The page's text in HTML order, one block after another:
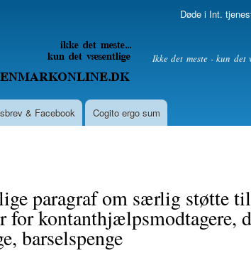
content
Døde i Int.
Ikke det meste - kun
& Facebook Cogito ergo sum
paragraf om særlig støtte
kontanthjælpsmodtagere,
barselspenge